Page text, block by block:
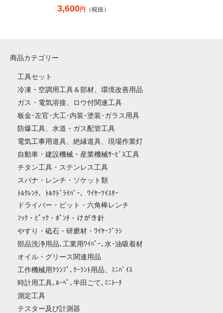
3,600円 （税抜）
商品カテゴリー
工具セット
冷凍・空調用工具＆部材、環境改善用品
ガス・電気溶接、ロウ付関連工具
板金･左官･大工･内装･塗装･ガラス用具
防爆工具、水道・ガス配管工具
電気工事用道具、絶縁道具、現場作業灯
自動車・建設機械・産業機械ｻｰﾋﾞｽ工具
チタン工具・ステンレス工具
スパナ・レンチ・ソケット類
ﾄﾙｸﾚﾝﾁ、ﾄﾙｸﾄﾞﾗｲﾊﾞｰ、ﾜｲﾔｰﾂｲｽﾀｰ
ドライバー・ビット・六角棒レンチ
ﾌｯｸ・ﾋﾟｯｸ・ﾎﾟﾝﾁ・けがき針
やすり・砥石・研磨材・ﾜｲﾔｰﾌﾞﾗｼ
部品洗浄用品､工業用ﾜｲﾊﾟｰ､水･油吸着材
オイル・グリース関連用品
工作機械用ｸﾗﾝﾌﾟ､ｸｰﾗﾝﾄ用品、ﾐﾆﾊﾞｲｽ
時計用工具､ﾙｰﾍﾟ､半田ごて､ﾐﾆﾄｰﾁ
測定工具
テスター及び計測器